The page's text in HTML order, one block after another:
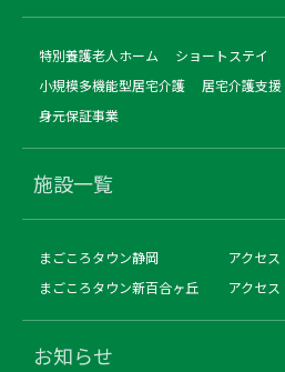
特別養護老人ホーム ショートステイ
小規模多機能型居宅介護
居宅介護支援
身元保証事業
施設一覧
まごころタウン静岡
アクセス
まごころタウン新百合ヶ丘
アクセス
お知らせ